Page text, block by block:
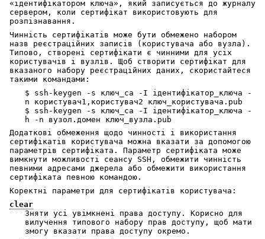
«ідентифікатором ключа», який записується до журналу
сервером, коли сертифікат використовують для
розпізнавання.
Чинність сертифікатів може бути обмежено набором
назв реєстраційних записів (користувача або вузла).
Типово, створені сертифікати є чинними для усіх
користувачів і вузлів. Щоб створити сертифікат для
вказаного набору реєстраційних даних, скористайтеся
такими командами:
$ ssh-keygen -s ключ_ca -I ідентифікатор_ключа -
n користувач1,користувач2 ключ_користувача.pub
$ ssh-keygen -s ключ_ca -I ідентифікатор_ключа -
h -n вузол.домен ключ_вузла.pub
Додаткові обмеження щодо чинності і використання
сертифікатів користувача можна вказати за допомогою
параметрів сертифіката. Параметр сертифіката може
вимкнути можливості сеансу SSH, обмежити чинність
певними адресами джерела або обмежити використання
сертифіката певною командою.
Коректні параметри для сертифікатів користувача:
clear
Зняти усі увімкнені права доступу. Корисно для
вилучення типового набору прав доступу, щоб мати
змогу вказати права доступу окремо.